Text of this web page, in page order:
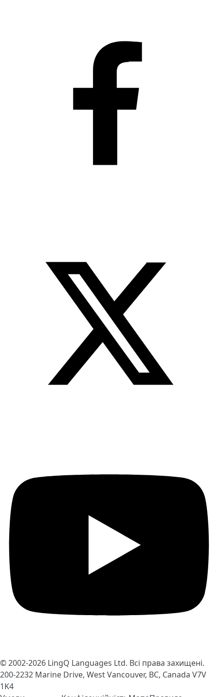
© 2002-2026 LingQ Languages Ltd. Всі права захищені.
200-2232 Marine Drive, West Vancouver, BC, Canada V7V
1K4